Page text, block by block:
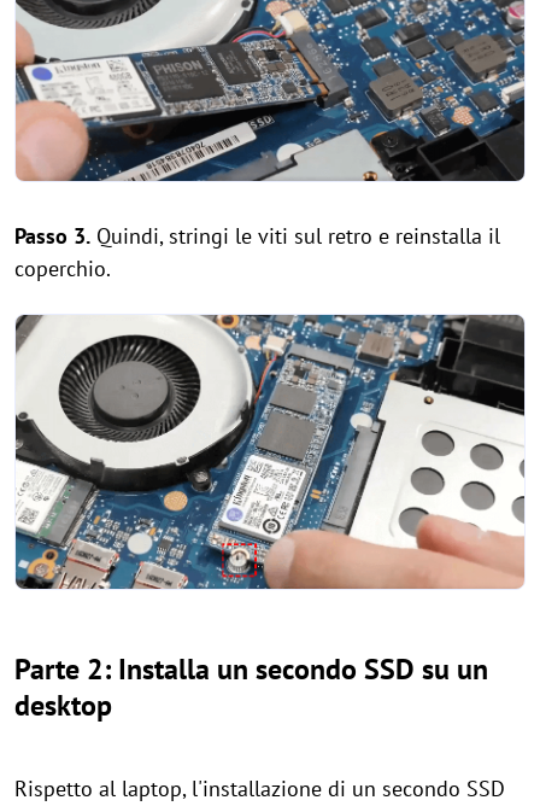
Passo 3. Quindi, stringi le viti sul retro e reinstalla il
coperchio.
Parte 2: Installa un secondo SSD su un
desktop
Rispetto al laptop, l'installazione di un secondo SSD